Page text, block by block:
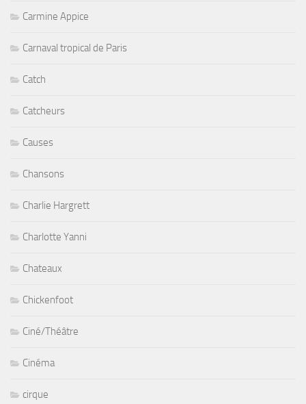
Carmine Appice
Carnaval tropical de Paris
Catch
Catcheurs
Causes
Chansons
Charlie Hargrett
Charlotte Yanni
Chateaux
Chickenfoot
Ciné/Théâtre
Cinéma
cirque